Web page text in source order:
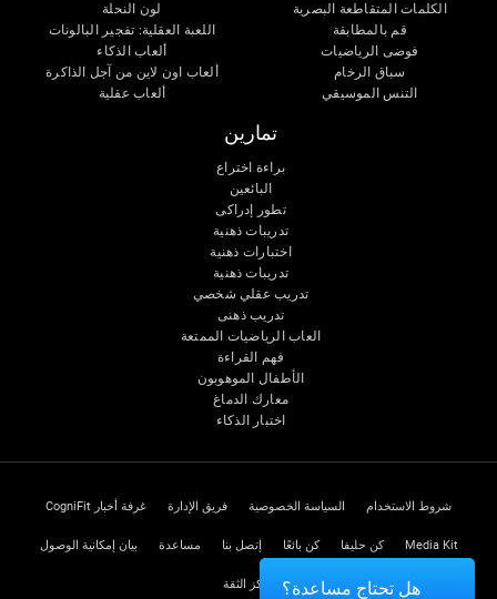
الكلمات المتقاطعة البصرية
قم بالمطابقة
فوضى الرياضيات
سباق الرخام
التنس الموسيقي
لون النحلة
اللعبة العقلية: تفجير البالونات
ألعاب الذكاء
ألعاب اون لاين من آجل الذاكرة
ألعاب عقلية
تمارين
براءة اختراع
البائعين
تطور إدراكى
تدريبات ذهنية
اختبارات ذهنية
تدريبات ذهنية
تدريب عقلي شخصي
تدريب ذهنى
العاب الرياضيات الممتعة
فهم القراءة
الأطفال الموهوبون
معارك الدماغ
اختبار الذكاء
شروط الاستخدام السياسة الخصوصية فريق الإدارة غرفة أخبار CogniFit
Media Kit كن حليفا كن بائعًا إتصل بنا مساعدة بيان إمكانية الوصول
مركز الثقة هل تحتاج مساعدة؟